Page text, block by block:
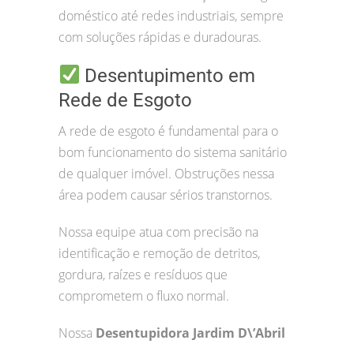
doméstico até redes industriais, sempre
com soluções rápidas e duradouras.
Desentupimento em
Rede de Esgoto
A rede de esgoto é fundamental para o
bom funcionamento do sistema sanitário
de qualquer imóvel. Obstruções nessa
área podem causar sérios transtornos.
Nossa equipe atua com precisão na
identificação e remoção de detritos,
gordura, raízes e resíduos que
comprometem o fluxo normal.
Nossa Desentupidora Jardim D\’Abril